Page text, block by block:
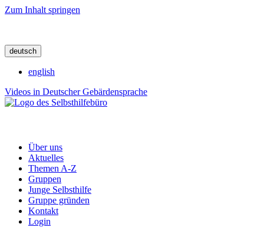
Zum Inhalt springen
deutsch
english
Videos in Deutscher Gebärdensprache
Über uns
Aktuelles
Themen A-Z
Gruppen
Junge Selbsthilfe
Gruppe gründen
Kontakt
Login